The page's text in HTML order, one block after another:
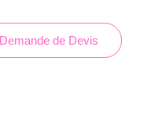
Demande de Devis